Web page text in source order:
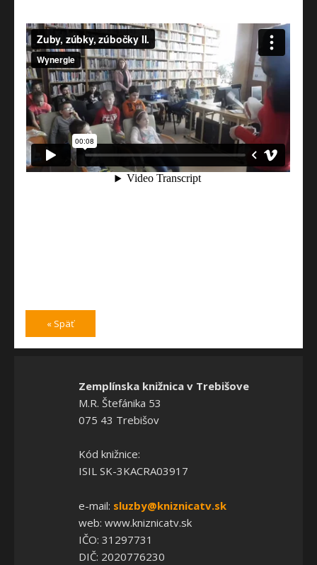
« Späť
Zemplínska knižnica v Trebišove
M.R. Štefánika 53
075 43 Trebišov
Kód knižnice:
ISIL SK-3KACRA03917
e-mail: sluzby@kniznicatv.sk
web: www.kniznicatv.sk
IČO: 31297731
DIČ: 2020776230